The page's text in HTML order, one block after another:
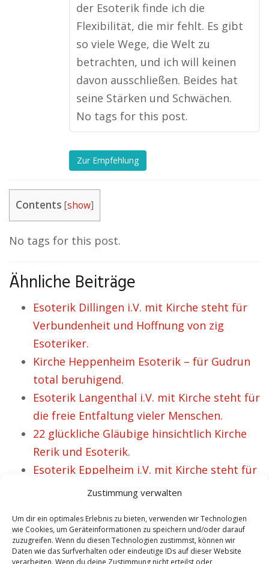
Zustimmung verwalten
Um dir ein optimales Erlebnis zu bieten, verwenden wir Technologien
wie Cookies, um Geräteinformationen zu speichern und/oder darauf
zuzugreifen. Wenn du diesen Technologien zustimmst, können wir
Daten wie das Surfverhalten oder eindeutige IDs auf dieser Website
verarbeiten. Wenn du deine Zustimmung nicht erteilst oder
der Esoterik finde ich die
Flexibilität, die mir fehlt. Es gibt
so viele Wege, die Welt zu
betrachten, und ich will keinen
davon ausschließen. Beides hat
seine Stärken und Schwächen.
No tags for this post.
Zur Empfehlung
Contents [show]
No tags for this post.
Ähnliche Beiträge
Esoterik Dillingen i.V. mit Kirche steht für
Verbundenheit und Hoffnung von zig
Esoteriker.
Kirche Heppenheim Esoterik – für Gudrun
total beruhigend.
Esoterik Langenthal i.V. mit Kirche steht für
die freie Entfaltung vieler Menschen.
22 glückliche Gläubige hinsichtlich Kirche
Rerik und Esoterik.
Esoterik Eppelheim i.V. mit Kirche steht für
eine starke Gemeinschaft von vielen
VORHERIGER ARTIKEL NÄCHSTER ARTIKEL